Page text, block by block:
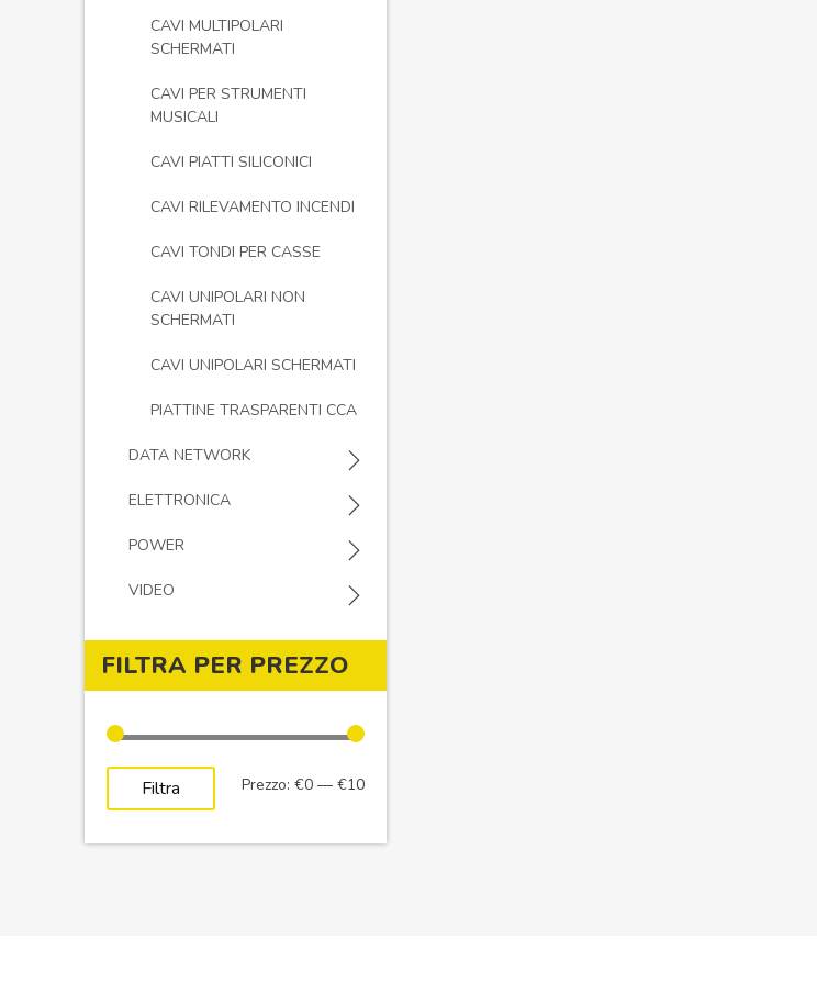
CAVI MULTIPOLARI
SCHERMATI
CAVI PER STRUMENTI
MUSICALI
CAVI PIATTI SILICONICI
CAVI RILEVAMENTO INCENDI
CAVI TONDI PER CASSE
CAVI UNIPOLARI NON
SCHERMATI
CAVI UNIPOLARI SCHERMATI
PIATTINE TRASPARENTI CCA
DATA NETWORK
ELETTRONICA
POWER
VIDEO
FILTRA PER PREZZO
Prezzo
Prezzo
Filtra Prezzo: €0 — €10